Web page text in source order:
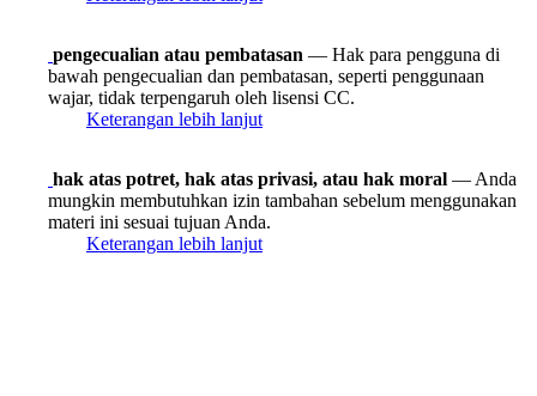
pengecualian atau pembatasan — Hak para pengguna di
bawah pengecualian dan pembatasan, seperti penggunaan
wajar, tidak terpengaruh oleh lisensi CC.
Keterangan lebih lanjut
hak atas potret, hak atas privasi, atau hak moral — Anda
mungkin membutuhkan izin tambahan sebelum menggunakan
materi ini sesuai tujuan Anda.
Keterangan lebih lanjut